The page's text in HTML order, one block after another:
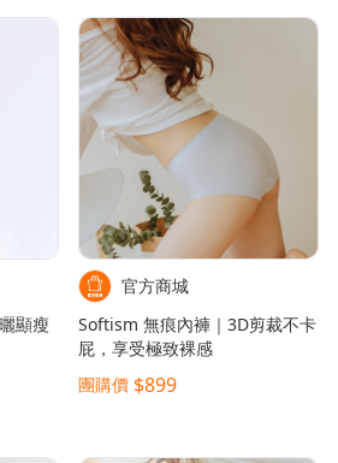
顯瘦
官方商城
Softism 無痕內褲｜3D剪裁不卡
屁，享受極致裸感
團購價 $899